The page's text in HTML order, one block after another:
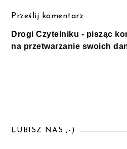
Prześlij komentarz
Drogi Czytelniku - pisząc
na przetwarzanie swoich
LUBISZ NAS ;-)